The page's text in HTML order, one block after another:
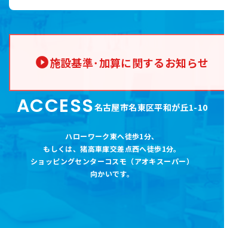
施設基準･加算に関するお知らせ
ACCESS名古屋市名東区平和が丘1-10
ハローワーク東へ徒歩1分、
もしくは、猪高車庫交差点西へ徒歩1分。
ショッピングセンターコスモ（アオキスーパー）
向かいです。